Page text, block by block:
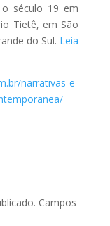
século 19 em
Tietê, em São
do Sul. Leia
narrativas-e-
Campos